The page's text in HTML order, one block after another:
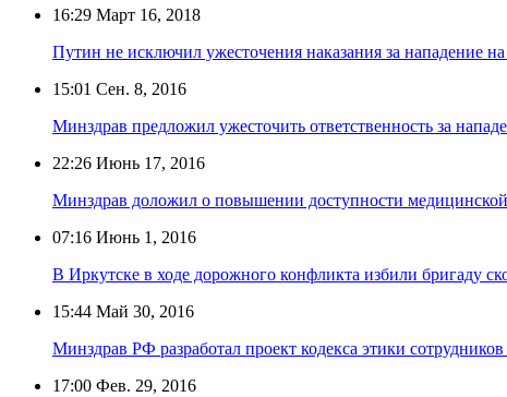
16:29 Март 16, 2018
Путин не исключил ужесточения наказания за нападение
15:01 Сен. 8, 2016
Минздрав предложил ужесточить ответственность за
22:26 Июнь 17, 2016
Минздрав доложил о повышении доступности
07:16 Июнь 1, 2016
В Иркутске в ходе дорожного конфликта избили бригаду
15:44 Май 30, 2016
Минздрав РФ разработал проект кодекса этики
17:00 Фев. 29, 2016